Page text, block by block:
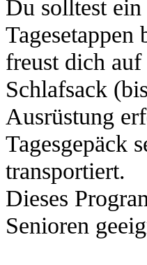
Du solltest ein
freust dich
Schlafsack
Ausrüstung
Tagesgepäck
transportiert.
Dieses
Senioren